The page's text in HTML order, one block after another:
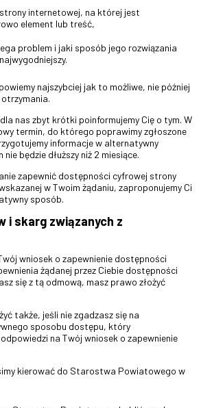
internetowej, na której jest
element lub treść,
problem i jaki sposób jego rozwiązania
najszybciej jak to możliwe, nie później
otrzymania.
nas zbyt krótki poinformujemy Cię o tym. W
termin, do którego poprawimy zgłoszone
informacje w alternatywny
będzie dłuższy niż 2 miesiące.
zapewnić dostępności cyfrowej strony
w Twoim żądaniu, zaproponujemy Ci
sposób.
i skarg związanych z
wniosek o zapewnienie dostępności
żądanej przez Ciebie dostępności
się z tą odmową, masz prawo złożyć
także, jeśli nie zgadzasz się na
sposobu dostępu, który
na Twój wniosek o zapewnienie
kierować do Starostwa Powiatowego w